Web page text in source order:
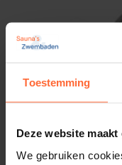
Toestemming
Deze website
We gebruiken